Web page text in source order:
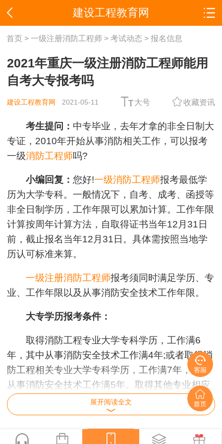
建设工程教育网
首页> 一级注册消防工程师> 考试动态 > 报名信息
2021年重庆一级注册消防工程师能用
自考大专报考吗
建设工程教育网 2021-05-11 大号 收藏资讯
考生提问： 中专毕业，去年才拿的非全日制大
专证，2010年开始从事消防相关工作，可以报考
一级消防工程师吗?
小编回复： 您好!一级消防工程师报考最低学
历为大学专科。一般情况下，自考、成考、函授等
非全日制学历，工作年限可以累加计算。工作年限
计算按周年计算方法，自取得证书当年12月31日
前，截止报名当年12月31日。具体需按照当地学
历认可标准来算。
一级注册消防工程师报考须同时满足学历、专
业、工作年限以及从事消防安全技术工作年限。
大专学历报考条件：
取得消防工程专业大学专科学历，工作满6
年，其中从事消防安全技术工作满4年;或者取得消
防工程相关专业大学专科学历，工作满7年，其中
从事消防安全技术工作满5年。取得其他专业相应
学历或者学位的人员，其工作年限和从事消防安全
技术工作年限均相应增加1年，即工作满8年，其
中从事消防安全技术工作满6年即可报考。
展开阅读全文